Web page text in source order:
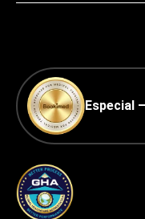
Especial